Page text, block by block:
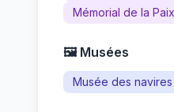
Mémorial de la
🖼️ Musées
Musée des